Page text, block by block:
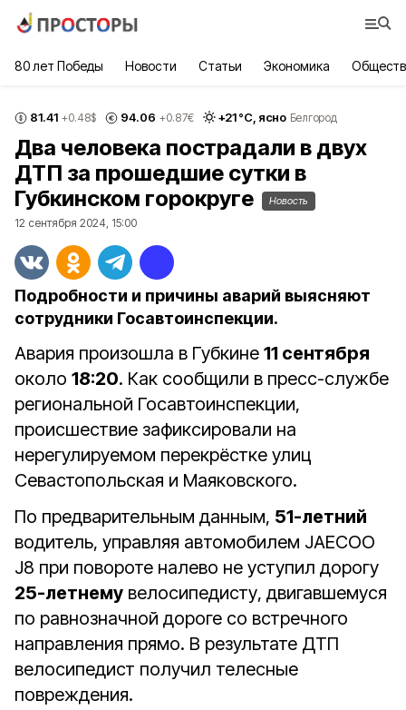
80 лет Победы Новости Статьи Экономика
81.41 +0.48$ 94.06 +0.87€ +21°С, ясно Белгород
Два человека пострадали в двух
ДТП за прошедшие сутки в
Губкинском горокруге
Новость
12 сентября 2024, 15:00
Подробности и причины аварий выясняют
сотрудники Госавтоинспекции.
Авария произошла в Губкине 11 сентября
около 18:20. Как сообщили в пресс-службе
региональной Госавтоинспекции,
происшествие зафиксировали на
нерегулируемом перекрёстке улиц
Севастопольская и Маяковского.
По предварительным данным, 51-летний
водитель, управляя автомобилем JAECOO
J8 при повороте налево не уступил дорогу
25-летнему велосипедисту, двигавшемуся
по равнозначной дороге со встречного
направления прямо. В результате ДТП
велосипедист получил телесные
повреждения.